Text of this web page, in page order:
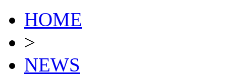
HOME
>
NEWS